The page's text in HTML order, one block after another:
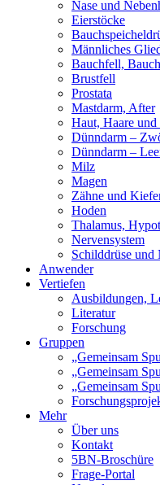
Nase und
Eierstöcke
Männliches
Bauchfell,
Brustfell
Prostata
Mastdarm, After
Haut, Haare und
Dünndarm –
Dünndarm –
Milz
Magen
Zähne und
Hoden
Thalamus,
Nervensystem
Schilddrüse und
Anwender
Vertiefen
Ausbildungen,
Literatur
Forschung
Gruppen
„Gemeinsam
„Gemeinsam
„Gemeinsam
Mehr
Über uns
Kontakt
5BN-Broschüre
Frage-Portal